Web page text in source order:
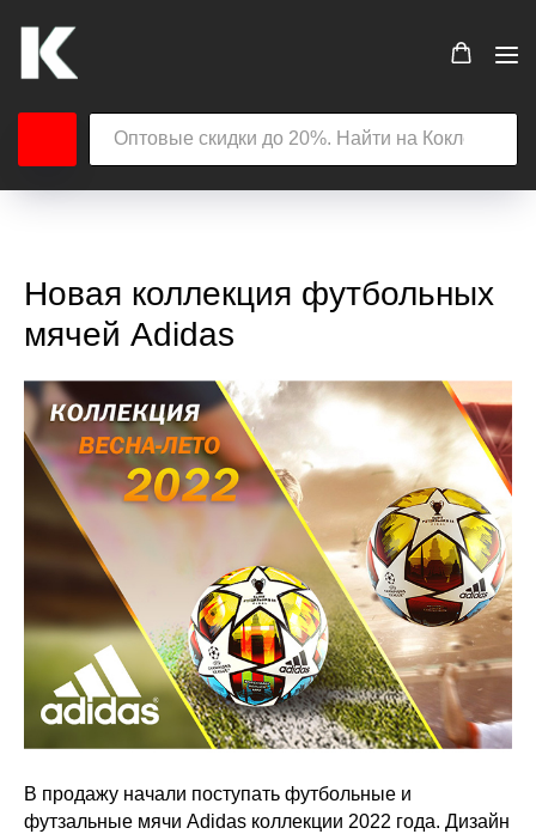
Новая коллекция футбольных
мячей Adidas
В продажу начали поступать футбольные и
футзальные мячи Adidas коллекции 2022 года. Дизайн